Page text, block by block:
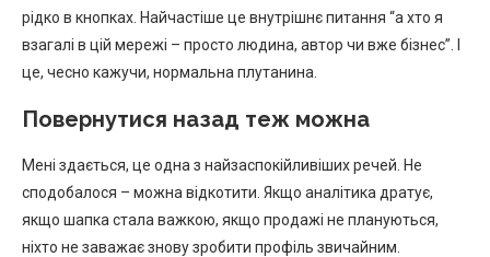
рідко в кнопках. Найчастіше це внутрішнє питання “а хто я
взагалі в цій мережі – просто людина, автор чи вже бізнес”. І
це, чесно кажучи, нормальна плутанина.
Повернутися назад теж можна
Мені здається, це одна з найзаспокійливіших речей. Не
сподобалося – можна відкотити. Якщо аналітика дратує,
якщо шапка стала важкою, якщо продажі не плануються,
ніхто не заважає знову зробити профіль звичайним.